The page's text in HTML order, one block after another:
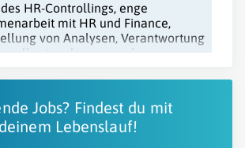
HR-Controllings, enge
mit HR und Finance,
von Analysen, Verantwortung
und
Jobs? Findest du mit
deinem Lebenslauf!